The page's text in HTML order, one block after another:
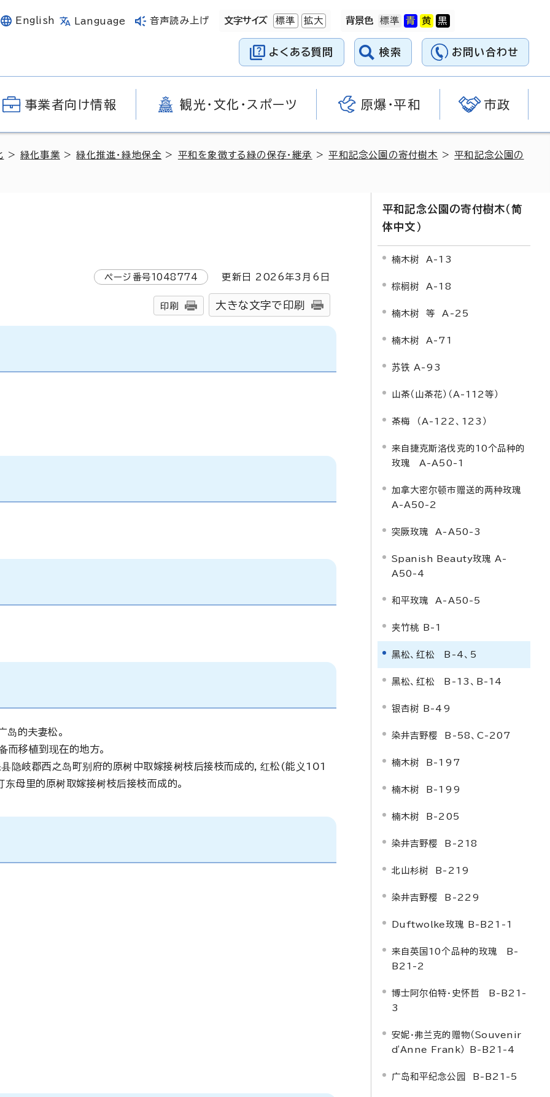
English Language 音声読み上げ 文字サイズ 標準 拡大 背景色
よくある質問 検索 お問い合わせ
事業者向け情報 観光・文化・スポーツ 原爆・平和 市政
>緑化事業 >緑化推進・緑地保全 > 平和を象徴する緑の保存・継承 >平和記念公園の寄付樹木 >平和記念公園の
ページ番号1048774 更新日 2026年3月6日
印刷 大きな文字で印刷
的夫妻松。
而移植到现在的地方。
岐郡西之岛町别府的原树中取嫁接树枝后接枝而成的，红松(能义101
母里的原树取嫁接树枝后接枝而成的。
平和記念公園の寄付樹木（简
体中文）
楠木树 A-13
棕榈树 A-18
楠木树 等 A-25
楠木树 A-71
苏铁 A-93
山茶（山茶花）（A-112等）
茶梅 （A-122、123）
来自捷克斯洛伐克的10个品种的
玫瑰 A-A50-1
加拿大密尔顿市赠送的两种玫瑰
A-A50-2
突厥玫瑰 A-A50-3
Spanish Beauty玫瑰 A-
A50-4
和平玫瑰 A-A50-5
夹竹桃 B-1
黑松、红松 B-4、5
黑松、红松 B-13、B-14
银杏树 B-49
染井吉野樱 B-58、C-207
楠木树 B-197
楠木树 B-199
楠木树 B-205
染井吉野樱 B-218
北山杉树 B-219
染井吉野樱 B-229
Duftwolke玫瑰 B-B21-1
来自英国10个品种的玫瑰 B-
B21-2
博士阿尔伯特·史怀哲 B-B21-
3
安妮·弗兰克的赠物 （ Souvenir
d'Anne Frank） B-B21-4
广岛和平纪念公园 B-B21-5